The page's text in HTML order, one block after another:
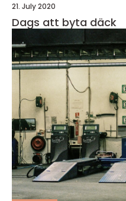
21. July 2020
Dags att byta däck